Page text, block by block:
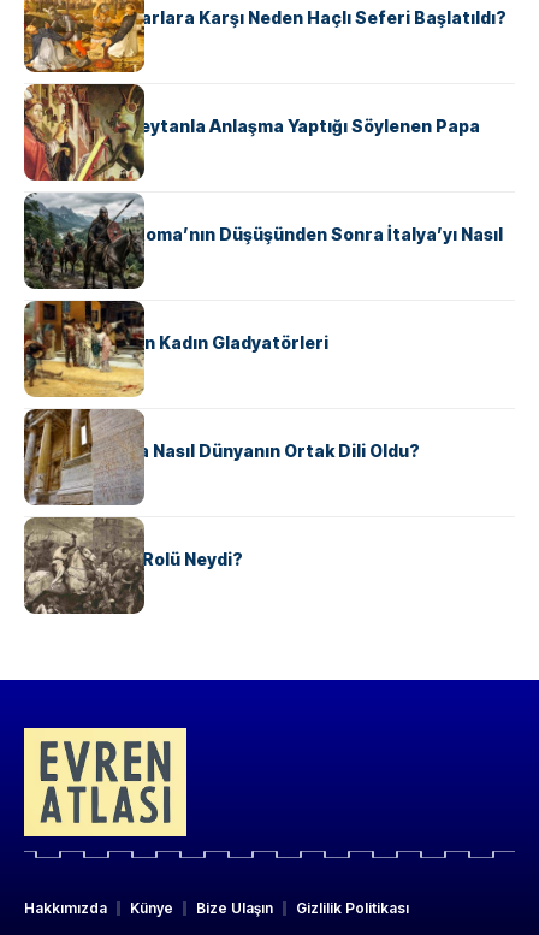
Avrupalı ​​Katharlara Karşı Neden Haçlı Seferi Başlatıldı?
KÜLTÜR
II. Silvester: Şeytanla Anlaşma Yaptığı Söylenen Papa
KÜLTÜR
Ostrogotlar Roma’nın Düşüşünden Sonra İtalya’yı Nasıl
Ele Geçirdi?
KÜLTÜR
Antik Roma’nın Kadın Gladyatörleri
KÜLTÜR
Antik Yunanca Nasıl Dünyanın Ortak Dili Oldu?
KÜLTÜR
Valdensler’in Rolü Neydi?
Hakkımızda Künye Bize Ulaşın Gizlilik Politikası